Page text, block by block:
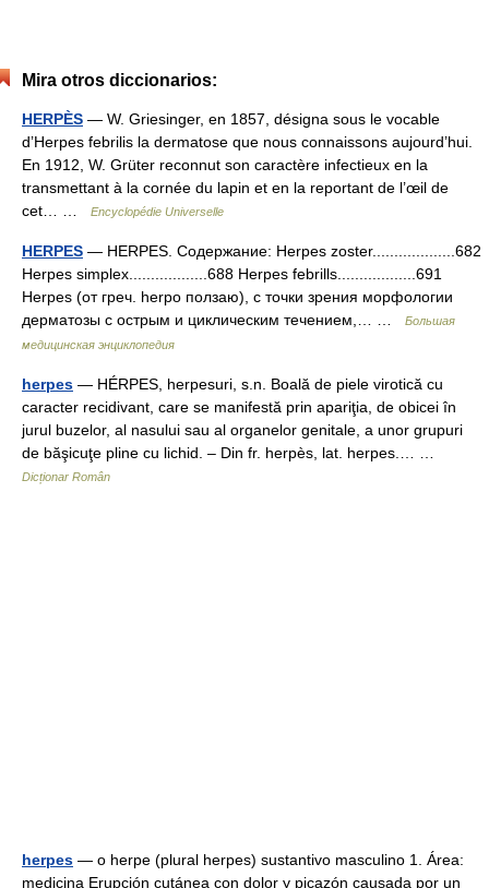
Mira otros diccionarios:
HERPÈS — W. Griesinger, en 1857, désigna sous le vocable
d’Herpes febrilis la dermatose que nous connaissons aujourd’hui.
En 1912, W. Grüter reconnut son caractère infectieux en la
transmettant à la cornée du lapin et en la reportant de l’œil de
cet… …
Encyclopédie Universelle
HERPES — HERPES. Содержание: Herpes zoster...................682
Herpes simplex..................688 Herpes febrills..................691
Herpes (от греч. herpo ползаю), с точки зрения морфологии
дерматозы с острым и циклическим течением,… …
Большая
медицинская энциклопедия
herpes — HÉRPES, herpesuri, s.n. Boală de piele virotică cu
caracter recidivant, care se manifestă prin apariţia, de obicei în
jurul buzelor, al nasului sau al organelor genitale, a unor grupuri
de băşicuţe pline cu lichid. – Din fr. herpès, lat. herpes.… …
Dicționar Român
herpes — o herpe (plural herpes) sustantivo masculino 1. Área:
medicina Erupción cutánea con dolor y picazón causada por un